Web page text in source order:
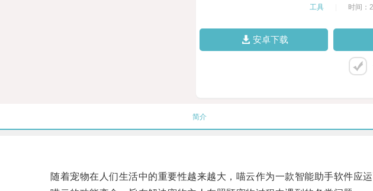
工具 时间：
安卓下载
简介
随着宠物在人们生活中的重要性越来越大，喵云作为一款智能助手软件应